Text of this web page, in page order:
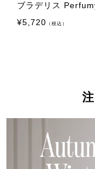
ブラデリス
¥5,720 （税込）